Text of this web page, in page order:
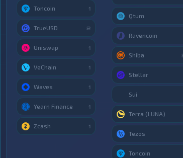
Toncoin 1
TrueUSD 2
Uniswap 1
VeChain 1
Waves 1
Yearn Finance 1
Zcash 1
Qtum
Ravencoin
Shiba
Stellar
Sui
Terra (LUNA)
Tezos
Toncoin